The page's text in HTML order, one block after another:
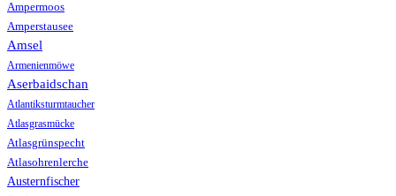
Ampermoos
Amperstausee
Amsel
Armenienmöwe
Aserbaidschan
Atlantiksturmtaucher
Atlasgrasmücke
Atlasgrünspecht
Atlasohrenlerche
Austernfischer